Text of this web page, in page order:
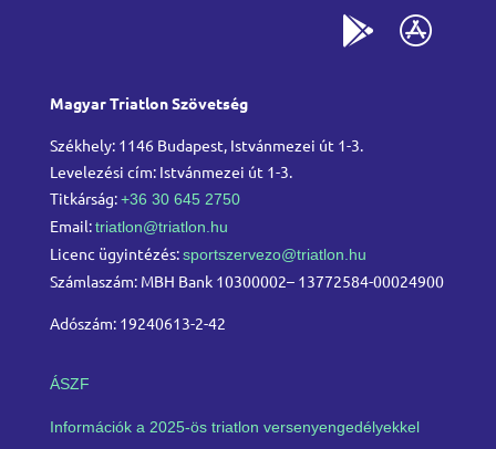
Magyar Triatlon Szövetség
Székhely: 1146 Budapest, Istvánmezei út 1-3.
Levelezési cím: Istvánmezei út 1-3.
Titkárság:+36 30 645 2750
Email:triatlon@triatlon.hu
Licenc ügyintézés:sportszervezo@triatlon.hu
Számlaszám: MBH Bank 10300002– 13772584-00024900
Adószám: 19240613-2-42
ÁSZF
Információk a 2025-ös triatlon versenyengedélyekkel